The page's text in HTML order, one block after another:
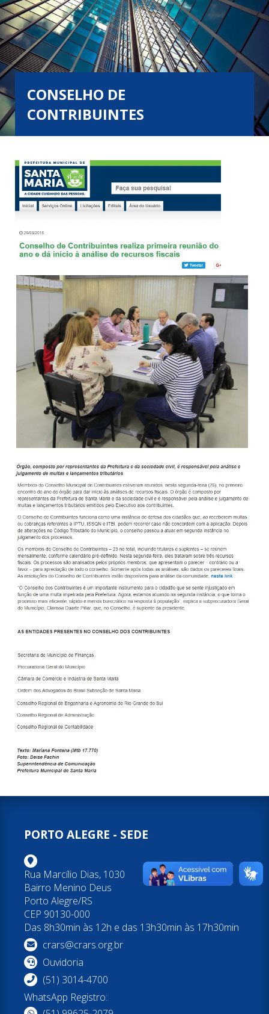
CONSELHO DE
CONTRIBUINTES
PORTO ALEGRE - SEDE
Rua Marcílio Dias, 1030
Bairro Menino Deus
Porto Alegre/RS
CEP 90130-000
Das 8h30min às 12h e das 13h30min às 17h30min
crars@crars.org.br
Ouvidoria
(51) 3014-4700
WhatsApp Registro: